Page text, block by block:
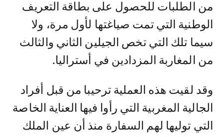
من الطلبات للحصول على بطاقة التعريف
الوطنية التي تمت صياغتها لأول مرة، ولا
سيما تلك التي تخص الجيلين الثاني والثالث
من المغاربة المزدادين في أستراليا.
وقد لقيت هذه العملية ترحيبا من قبل أفراد
الجالية المغربية التي رأوا فيها العناية الخاصة
التي توليها لهم السفارة منذ أن عين الملك